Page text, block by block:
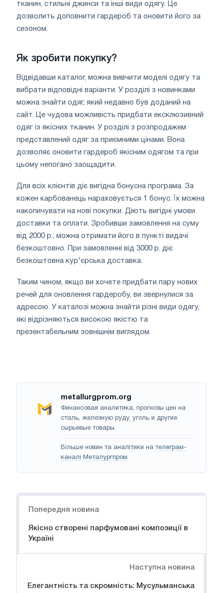
тканин, стильні джинси та інші види одягу. Це
дозволить доповнити гардероб та оновити його за
сезоном.
Як зробити покупку?
Відвідавши каталог, можна вивчити моделі одягу та
вибрати відповідні варіанти. У розділі з новинками
можна знайти одяг, який недавно був доданий на
сайт. Це чудова можливість придбати ексклюзивний
одяг із якісних тканин. У розділі з розпродажем
представлений одяг за приємними цінами. Вона
дозволяє оновити гардероб якісним одягом та при
цьому непогано заощадити.
Для всіх клієнтів діє вигідна бонусна програма. За
кожен карбованець нараховується 1 бонус. Їх можна
накопичувати на нові покупки. Діють вигідні умови
доставки та оплати. Зробивши замовлення на суму
від 2000 р., можна отримати його в пункті видачі
безкоштовно. При замовленні від 3000 р. діє
безкоштовна кур'єрська доставка.
Таким чином, якщо ви хочете придбати пару нових
речей для оновлення гардеробу, ви звернулися за
адресою. У каталозі можна знайти різні види одягу,
які відрізняються високою якістю та
презентабельним зовнішнім виглядом.
metallurgprom.org
Финансовая аналитика, прогнозы цен на
сталь, железную руду, уголь и другие
сырьевые товары.
Більше новин та аналітики на телеграм-
каналі Металургпром.
Попередня новина
Якісно створені парфумовані композиції в
Україні
Наступна новина
Елегантність та скромність: Мусульманська